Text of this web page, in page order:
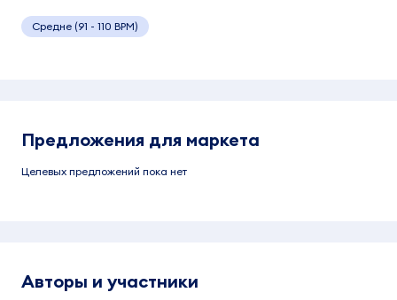
Средне (91 - 110 BPM)
Предложения для маркета
Целевых предложений пока нет
Авторы и участники